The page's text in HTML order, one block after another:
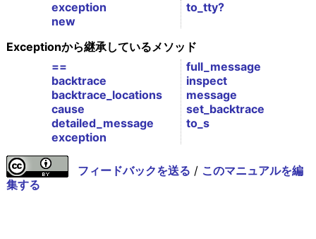
exception
new
to_tty?
Exceptionから継承しているメソッド
==
backtrace
backtrace_locations
cause
detailed_message
exception
full_message
inspect
message
set_backtrace
to_s
フィードバックを送る / このマニュアルを編
集する